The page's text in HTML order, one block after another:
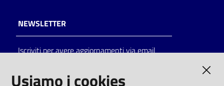
NEWSLETTER
Iscriviti per avere aggiornamenti via email
Usiamo i cookies